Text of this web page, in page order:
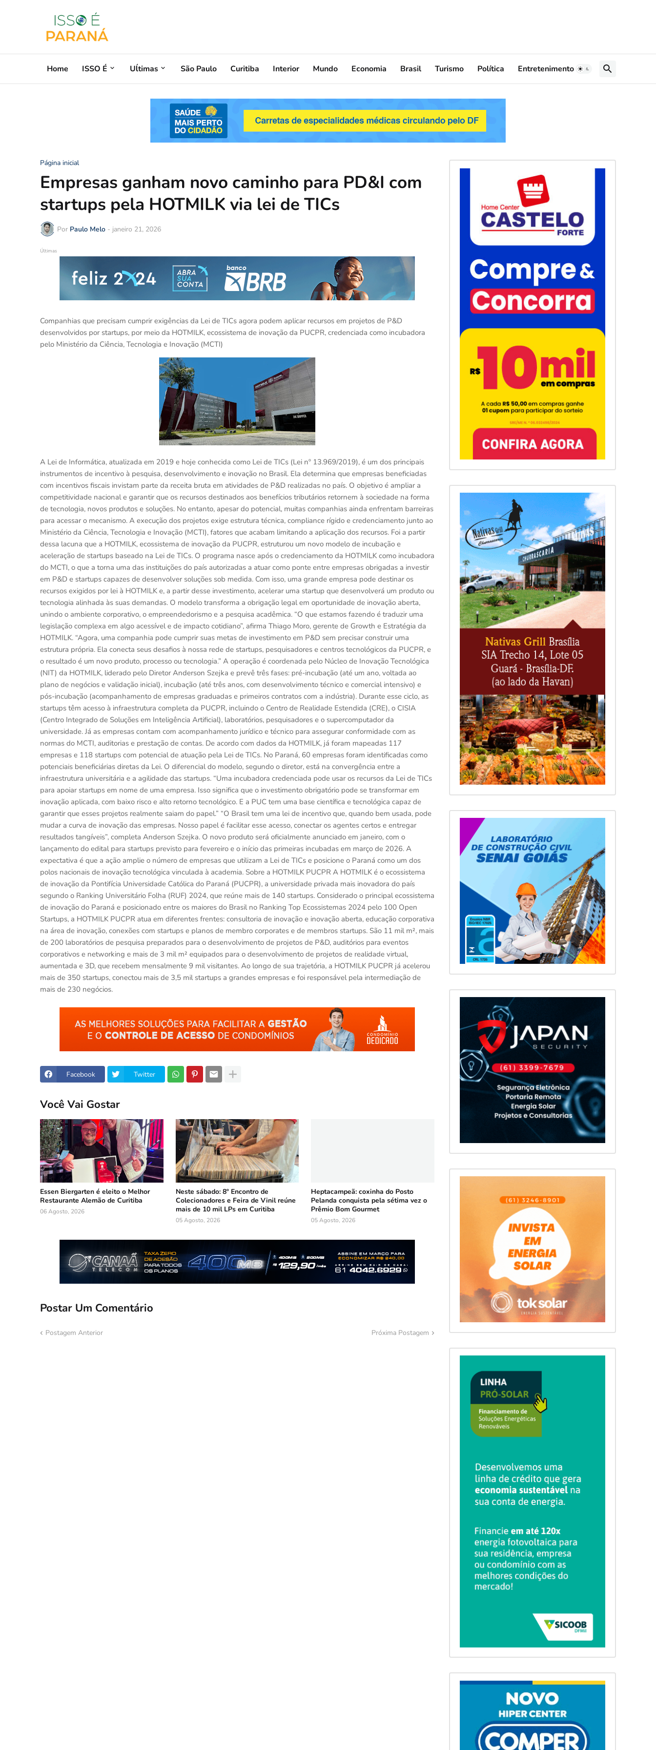
Home ISSO É Uĺtimas São Paulo Curitiba Interior Mundo Economia Brasil Turismo Política Entretenimento
Página inicial
Empresas ganham novo caminho para PD&I com
startups pela HOTMILK via lei de TICs
Por Paulo Melo - janeiro 21, 2026
Últimas
Companhias que precisam cumprir exigências da Lei de TICs agora podem aplicar recursos em projetos de P&D
desenvolvidos por startups, por meio da HOTMILK, ecossistema de inovação da PUCPR, credenciada como incubadora
pelo Ministério da Ciência, Tecnologia e Inovação (MCTI)
A Lei de Informática, atualizada em 2019 e hoje conhecida como Lei de TICs (Lei nº 13.969/2019), é um dos principais
instrumentos de incentivo à pesquisa, desenvolvimento e inovação no Brasil. Ela determina que empresas beneficiadas
com incentivos fiscais invistam parte da receita bruta em atividades de P&D realizadas no país. O objetivo é ampliar a
competitividade nacional e garantir que os recursos destinados aos benefícios tributários retornem à sociedade na forma
de tecnologia, novos produtos e soluções. No entanto, apesar do potencial, muitas companhias ainda enfrentam barreiras
para acessar o mecanismo. A execução dos projetos exige estrutura técnica, compliance rígido e credenciamento junto ao
Ministério da Ciência, Tecnologia e Inovação (MCTI), fatores que acabam limitando a aplicação dos recursos. Foi a partir
dessa lacuna que a HOTMILK, ecossistema de inovação da PUCPR, estruturou um novo modelo de incubação e
aceleração de startups baseado na Lei de TICs. O programa nasce após o credenciamento da HOTMILK como incubadora
do MCTI, o que a torna uma das instituições do país autorizadas a atuar como ponte entre empresas obrigadas a investir
em P&D e startups capazes de desenvolver soluções sob medida. Com isso, uma grande empresa pode destinar os
recursos exigidos por lei à HOTMILK e, a partir desse investimento, acelerar uma startup que desenvolverá um produto ou
tecnologia alinhada às suas demandas. O modelo transforma a obrigação legal em oportunidade de inovação aberta,
unindo o ambiente corporativo, o empreendedorismo e a pesquisa acadêmica. “O que estamos fazendo é traduzir uma
legislação complexa em algo acessível e de impacto cotidiano”, afirma Thiago Moro, gerente de Growth e Estratégia da
HOTMILK. “Agora, uma companhia pode cumprir suas metas de investimento em P&D sem precisar construir uma
estrutura própria. Ela conecta seus desafios à nossa rede de startups, pesquisadores e centros tecnológicos da PUCPR, e
o resultado é um novo produto, processo ou tecnologia.” A operação é coordenada pelo Núcleo de Inovação Tecnológica
(NIT) da HOTMILK, liderado pelo Diretor Anderson Szejka e prevê três fases: pré-incubação (até um ano, voltada ao
plano de negócios e validação inicial), incubação (até três anos, com desenvolvimento técnico e comercial intensivo) e
pós-incubação (acompanhamento de empresas graduadas e primeiros contratos com a indústria). Durante esse ciclo, as
startups têm acesso à infraestrutura completa da PUCPR, incluindo o Centro de Realidade Estendida (CRE), o CISIA
(Centro Integrado de Soluções em Inteligência Artificial), laboratórios, pesquisadores e o supercomputador da
universidade. Já as empresas contam com acompanhamento jurídico e técnico para assegurar conformidade com as
normas do MCTI, auditorias e prestação de contas. De acordo com dados da HOTMILK, já foram mapeadas 117
empresas e 118 startups com potencial de atuação pela Lei de TICs. No Paraná, 60 empresas foram identificadas como
potenciais beneficiárias diretas da Lei. O diferencial do modelo, segundo o diretor, está na convergência entre a
infraestrutura universitária e a agilidade das startups. “Uma incubadora credenciada pode usar os recursos da Lei de TICs
para apoiar startups em nome de uma empresa. Isso significa que o investimento obrigatório pode se transformar em
inovação aplicada, com baixo risco e alto retorno tecnológico. E a PUC tem uma base científica e tecnológica capaz de
garantir que esses projetos realmente saiam do papel.” “O Brasil tem uma lei de incentivo que, quando bem usada, pode
mudar a curva de inovação das empresas. Nosso papel é facilitar esse acesso, conectar os agentes certos e entregar
resultados tangíveis”, completa Anderson Szejka. O novo produto será oficialmente anunciado em janeiro, com o
lançamento do edital para startups previsto para fevereiro e o início das primeiras incubadas em março de 2026. A
expectativa é que a ação amplie o número de empresas que utilizam a Lei de TICs e posicione o Paraná como um dos
polos nacionais de inovação tecnológica vinculada à academia. Sobre a HOTMILK PUCPR A HOTMILK é o ecossistema
de inovação da Pontifícia Universidade Católica do Paraná (PUCPR), a universidade privada mais inovadora do país
segundo o Ranking Universitário Folha (RUF) 2024, que reúne mais de 140 startups. Considerado o principal ecossistema
de inovação do Paraná e posicionado entre os maiores do Brasil no Ranking Top Ecossistemas 2024 pelo 100 Open
Startups, a HOTMILK PUCPR atua em diferentes frentes: consultoria de inovação e inovação aberta, educação corporativa
na área de inovação, conexões com startups e planos de membro corporates e de membros startups. São 11 mil m², mais
de 200 laboratórios de pesquisa preparados para o desenvolvimento de projetos de P&D, auditórios para eventos
corporativos e networking e mais de 3 mil m² equipados para o desenvolvimento de projetos de realidade virtual,
aumentada e 3D, que recebem mensalmente 9 mil visitantes. Ao longo de sua trajetória, a HOTMILK PUCPR já acelerou
mais de 350 startups, conectou mais de 3,5 mil startups a grandes empresas e foi responsável pela intermediação de
mais de 230 negócios.
Facebook Twitter
Você Vai Gostar
Essen Biergarten é eleito o Melhor
Restaurante Alemão de Curitiba
06 Agosto, 2026
Neste sábado: 8º Encontro de
Colecionadores e Feira de Vinil reúne
mais de 10 mil LPs em Curitiba
05 Agosto, 2026
Heptacampeã: coxinha do Posto
Pelanda conquista pela sétima vez o
Prêmio Bom Gourmet
05 Agosto, 2026
Postar Um Comentário
Postagem Anterior Próxima Postagem